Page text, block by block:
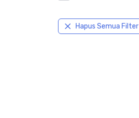
Hapus Semua Filter